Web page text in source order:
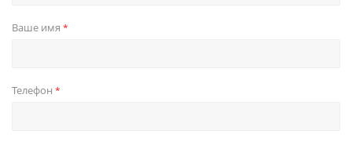
Ваше имя *
Телефон *